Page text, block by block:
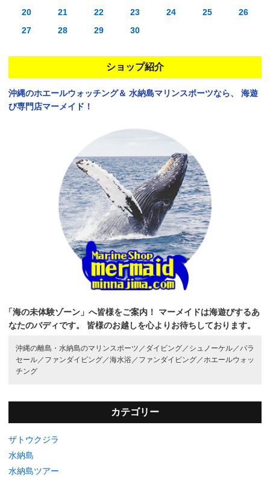
20
21 22 23 24 25
26
27
28 29 30
ショップ紹介
沖縄のホエールウォッチング＆ 水納島マリンスポーツなら、
海遊
び専門店マーメイド！
「海の未体験ゾーン」へ皆様をご案内！
マーメイドは海遊びするあ
なたのバディです。
皆様のお越しを心よりお待ちしております。
沖縄の離島・水納島のマリンスポーツ／ ダイビング／ シュノーケル／パラ
セール／ ファンダイビング／海水浴／ ファンダイビング／ホエールウォッ
チング
カテゴリー
ザトウクジラ
水納島
水納島ツアー